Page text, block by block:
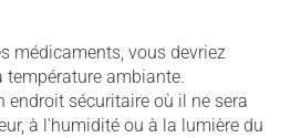
médicaments, vous devriez
température ambiante.
endroit sécuritaire où il ne sera
à l'humidité ou à la lumière du